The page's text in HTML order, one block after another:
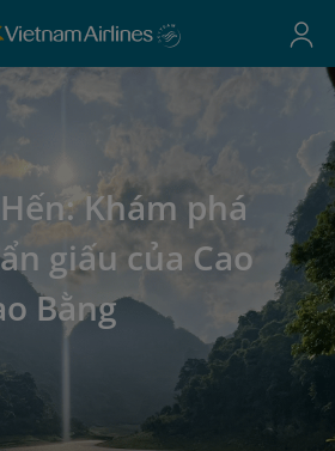
Khám phá
giấu của Cao
Bằng